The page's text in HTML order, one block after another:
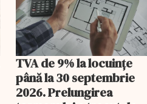
TVA de 9% la locuințe
până la 30 septembrie
2026. Prelungirea